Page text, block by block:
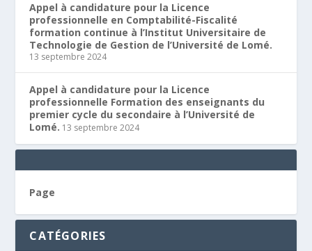
Appel à candidature pour la Licence
professionnelle en Comptabilité-Fiscalité
formation continue à l’Institut Universitaire de
Technologie de Gestion de l’Université de Lomé.
13 septembre 2024
Appel à candidature pour la Licence
professionnelle Formation des enseignants du
premier cycle du secondaire à l’Université de
Lomé. 13 septembre 2024
Page
CATÉGORIES